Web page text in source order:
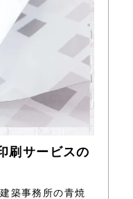
刷サービスの
築事務所の青焼